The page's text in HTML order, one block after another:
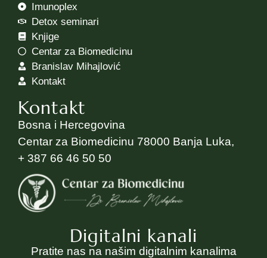
Imunoplex
Detox seminari
Knjige
Centar za Biomedicinu
Branislav Mihajlović
Kontakt
Kontakt
Bosna i Hercegovina
Centar za Biomedicinu 78000 Banja Luka,
+ 387 66 46 50 50
Digitalni kanali
Pratite nas na našim digitalnim kanalima